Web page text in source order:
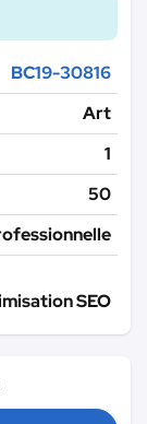
BC19-30816
Art
1
50
SEO